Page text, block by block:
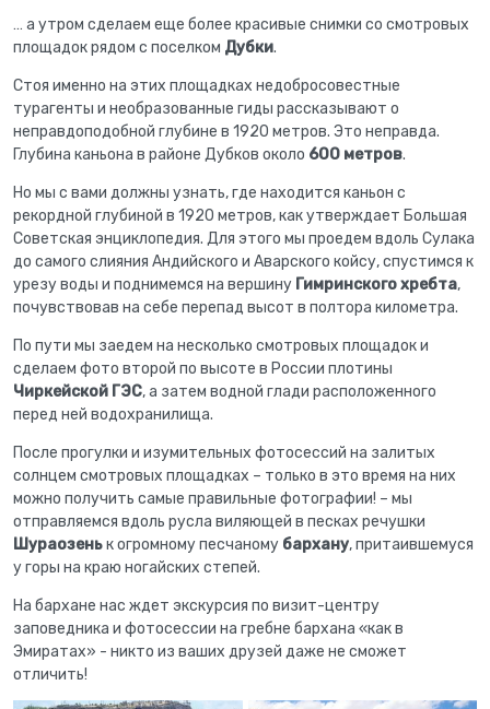
… а утром сделаем еще более красивые снимки со смотровых
площадок рядом с поселком Дубки.
Стоя именно на этих площадках недобросовестные
турагенты и необразованные гиды рассказывают о
неправдоподобной глубине в 1920 метров. Это неправда.
Глубина каньона в районе Дубков около 600 метров.
Но мы с вами должны узнать, где находится каньон с
рекордной глубиной в 1920 метров, как утверждает Большая
Советская энциклопедия. Для этого мы проедем вдоль Сулака
до самого слияния Андийского и Аварского койсу, спустимся к
урезу воды и поднимемся на вершину Гимринского хребта,
почувствовав на себе перепад высот в полтора километра.
По пути мы заедем на несколько смотровых площадок и
сделаем фото второй по высоте в России плотины
Чиркейской ГЭС, а затем водной глади расположенного
перед ней водохранилища.
После прогулки и изумительных фотосессий на залитых
солнцем смотровых площадках – только в это время на них
можно получить самые правильные фотографии! – мы
отправляемся вдоль русла виляющей в песках речушки
Шураозеньк огромному песчаному бархану, притаившемуся
у горы на краю ногайских степей.
На бархане нас ждет экскурсия по визит-центру
заповедника и фотосессии на гребне бархана «как в
Эмиратах» - никто из ваших друзей даже не сможет
отличить!